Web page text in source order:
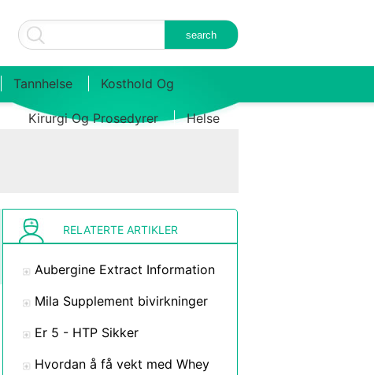
Tannhelse Kosthold Og
Kirurgi Og Prosedyrer Helse
RELATERTE ARTIKLER
Aubergine Extract Information
Mila Supplement bivirkninger
Er 5 - HTP Sikker
Hvordan å få vekt med Whey